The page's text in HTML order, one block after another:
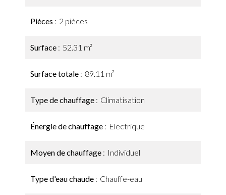
Pièces 2 pièces
Surface 52.31 m²
Surface totale 89.11 m²
Type de chauffage Climatisation
Énergie de chauffage Electrique
Moyen de chauffage Individuel
Type d'eau chaude Chauffe-eau